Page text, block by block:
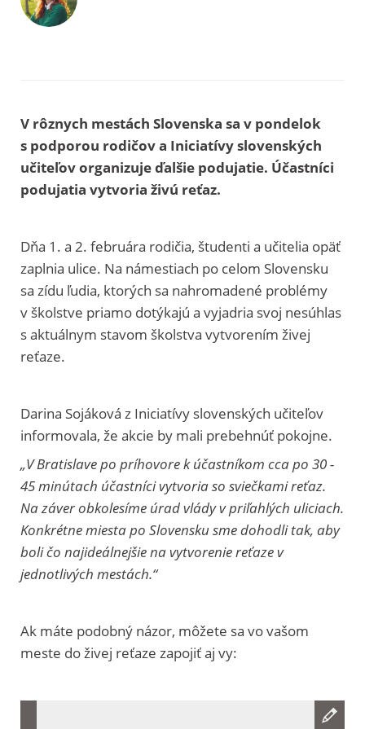
V rôznych mestách Slovenska sa v pondelok
s podporou rodičov a Iniciatívy slovenských
učiteľov organizuje ďalšie podujatie. Účastníci
podujatia vytvoria živú reťaz.
Dňa 1. a 2. februára rodičia, študenti a učitelia opäť
zaplnia ulice. Na námestiach po celom Slovensku
sa zídu ľudia, ktorých sa nahromadené problémy
v školstve priamo dotýkajú a vyjadria svoj nesúhlas
s aktuálnym stavom školstva vytvorením živej
reťaze.
Darina Sojáková z Iniciatívy slovenských učiteľov
informovala, že akcie by mali prebehnúť pokojne.
„V Bratislave po príhovore k účastníkom cca po 30 -
45 minútach účastníci vytvoria so sviečkami reťaz.
Na záver obkolesíme úrad vlády v priľahlých uliciach.
Konkrétne miesta po Slovensku sme dohodli tak, aby
boli čo najideálnejšie na vytvorenie reťaze v
jednotlivých mestách.“
Ak máte podobný názor, môžete sa vo vašom
meste do živej reťaze zapojiť aj vy: